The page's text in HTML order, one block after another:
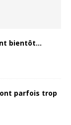
bientôt…
parfois trop